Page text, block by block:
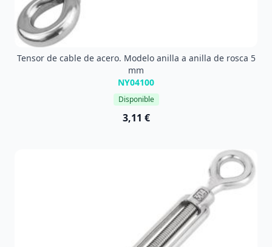
Tensor de cable de acero. Modelo anilla a anilla de rosca 5
mm
NY04100
Disponible
3,11 €